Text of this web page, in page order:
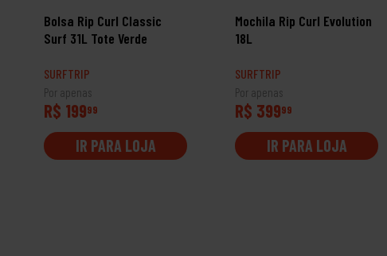
Bolsa Rip Curl Classic
Surf 31L Tote Verde
SURFTRIP
Por apenas
R$ 19999
IR PARA LOJA
Mochila Rip Curl Evolution
18L
SURFTRIP
Por apenas
R$ 39999
IR PARA LOJA